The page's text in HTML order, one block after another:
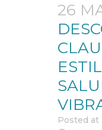
26
Posted at